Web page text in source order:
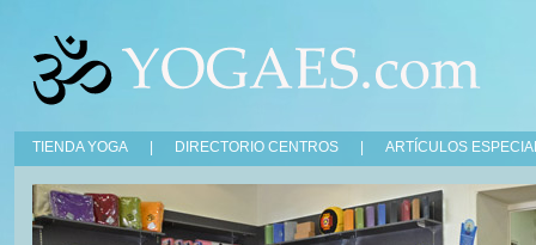
TIENDA YOGA DIRECTORIO CENTROS ARTÍCULOS